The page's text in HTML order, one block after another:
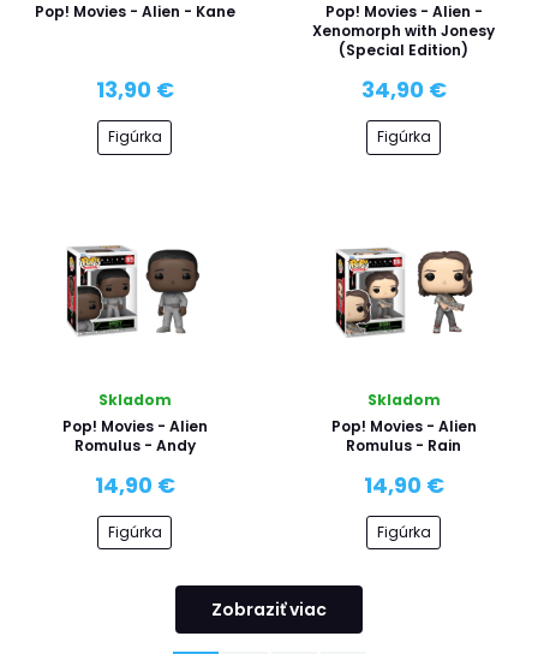
Pop! Movies - Alien - Kane
13,90 €
Figúrka
Pop! Movies - Alien -
Xenomorph with Jonesy
(Special Edition)
34,90 €
Figúrka
Skladom
Pop! Movies - Alien
Romulus - Andy
14,90 €
Figúrka
Skladom
Pop! Movies - Alien
Romulus - Rain
14,90 €
Figúrka
Zobraziť viac